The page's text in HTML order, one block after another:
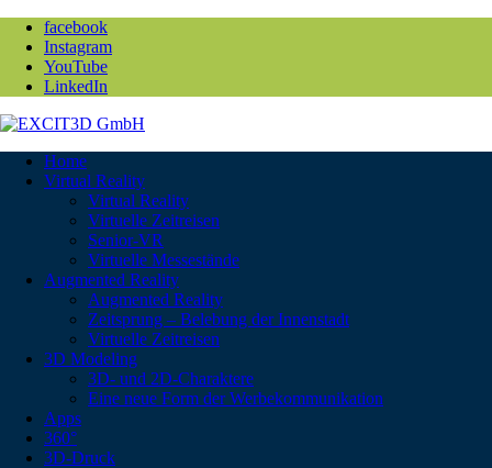
facebook
Instagram
YouTube
LinkedIn
Home
Virtual Reality
Virtual Reality
Virtuelle Zeitreisen
Senior-VR
Virtuelle Messestände
Augmented Reality
Augmented Reality
Zeitsprung – Belebung der Innenstadt
Virtuelle Zeitreisen
3D Modeling
3D- und 2D-Charaktere
Eine neue Form der Werbekommunikation
Apps
360°
3D-Druck